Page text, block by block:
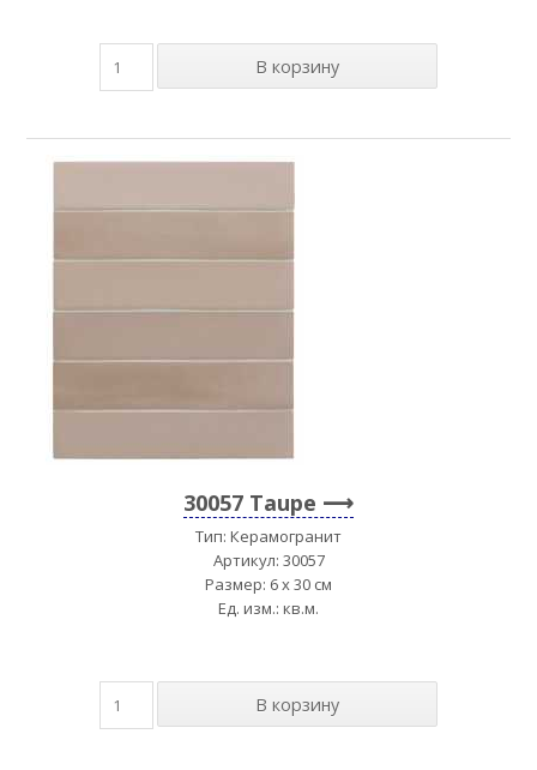
30057 Taupe
Тип: Керамогранит
Артикул: 30057
Размер: 6 x 30 см
Ед. изм.: кв.м.